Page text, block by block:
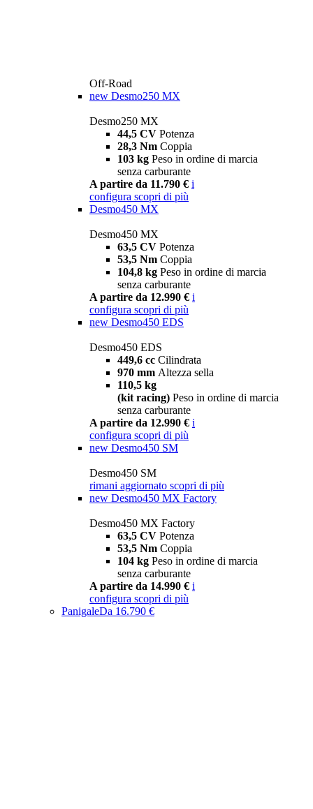
Off-Road
new Desmo250 MX
Desmo250 MX
44,5 CV Potenza
28,3 Nm Coppia
103 kg Peso in ordine di marcia
senza carburante
A partire da 11.790 € i
configura scopri di più
Desmo450 MX
Desmo450 MX
63,5 CV Potenza
53,5 Nm Coppia
104,8 kg Peso in ordine di marcia
senza carburante
A partire da 12.990 € i
configura scopri di più
new Desmo450 EDS
Desmo450 EDS
449,6 cc Cilindrata
970 mm Altezza sella
110,5 kg
(kit racing) Peso in ordine di marcia
senza carburante
A partire da 12.990 € i
configura scopri di più
new Desmo450 SM
Desmo450 SM
rimani aggiornato scopri di più
new Desmo450 MX Factory
Desmo450 MX Factory
63,5 CV Potenza
53,5 Nm Coppia
104 kg Peso in ordine di marcia
senza carburante
A partire da 14.990 € i
configura scopri di più
PanigaleDa 16.790 €